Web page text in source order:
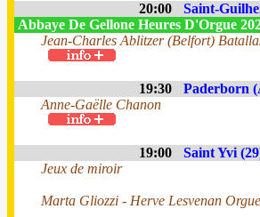
20:00
Saint-
Abbaye De Gellone Heures D'Orgue
Jean-Charles Ablitzer (Belfort)
19:30 Paderborn
Anne-Gaëlle Chanon
19:00 Saint Yvi
Jeux de miroir
Marta Gliozzi - Herve Lesvenan